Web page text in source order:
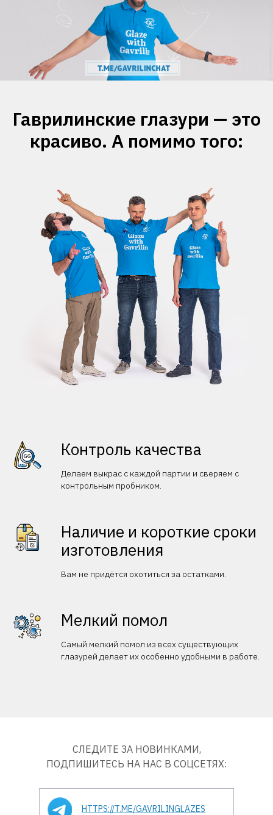
Гаврилинские глазури — это
красиво. А помимо того:
Контроль качества
Делаем выкрас с каждой партии и сверяем с
контрольным пробником.
Наличие и короткие сроки
изготовления
Вам не придётся охотиться за остатками.
Мелкий помол
Самый мелкий помол из всех существующих
глазурей делает их особенно удобными в работе.
СЛЕДИТЕ ЗА НОВИНКАМИ,
ПОДПИШИТЕСЬ НА НАС В СОЦСЕТЯХ:
HTTPS://T.ME/GAVRILINGLAZES